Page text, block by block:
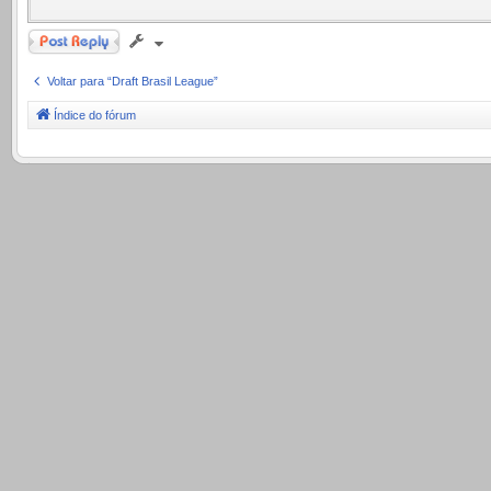
Responder
Voltar para “Draft Brasil League”
Índice do fórum
.